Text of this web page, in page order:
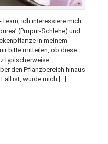
ich interessiere mich
(Purpur-Schlehe) und
in meinem
bitte mitteilen, ob diese
typischerweise
den Pflanzbereich hinaus
ist, würde mich […]